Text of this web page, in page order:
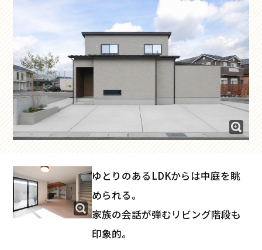
ゆとりのあるLDKからは中庭を眺
められる。
家族の会話が弾むリビング階段も
印象的。